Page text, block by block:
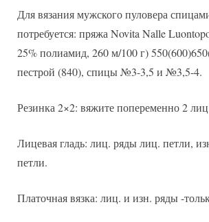
Для вязания мужского пуловера
потребуется: пряжа Novita Nalle
25% полиамид, 260 м/100 г)
пестрой (840), спицы №3-3,5 и №3,5-4.
Резинка 2×2: вяжите попеременно 2
Лицевая гладь: лиц. ряды лиц. петли,
петли.
Платочная вязка: лиц. и изн. ряды -